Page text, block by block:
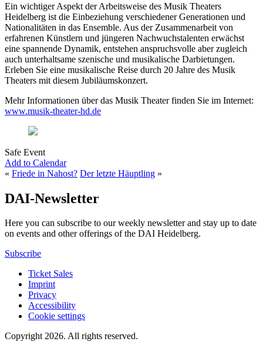
Ein wichtiger Aspekt der Arbeitsweise des Musik Theaters
Heidelberg ist die Einbeziehung verschiedener Generationen und
Nationalitäten in das Ensemble. Aus der Zusammenarbeit von
erfahrenen Künstlern und jüngeren Nachwuchstalenten erwächst
eine spannende Dynamik, entstehen anspruchsvolle aber zugleich
auch unterhaltsame szenische und musikalische Darbietungen.
Erleben Sie eine musikalische Reise durch 20 Jahre des Musik
Theaters mit diesem Jubiläumskonzert.
Mehr Informationen über das Musik Theater finden Sie im Internet:
www.musik-theater-hd.de
Safe Event
Add to Calendar
« Friede in Nahost? Der letzte Häuptling »
DAI-Newsletter
Here you can subscribe to our weekly newsletter and stay up to date
on events and other offerings of the DAI Heidelberg.
Subscribe
Ticket Sales
Imprint
Privacy
Accessibility
Cookie settings
Copyright 2026. All rights reserved.